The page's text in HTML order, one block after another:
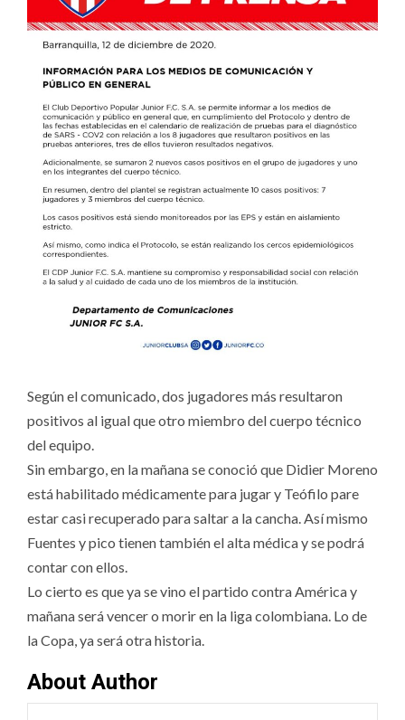
Según el comunicado, dos jugadores más resultaron
positivos al igual que otro miembro del cuerpo técnico
del equipo.
Sin embargo, en la mañana se conoció que Didier Moreno
está habilitado médicamente para jugar y Teófilo pare
estar casi recuperado para saltar a la cancha. Así mismo
Fuentes y pico tienen también el alta médica y se podrá
contar con ellos.
Lo cierto es que ya se vino el partido contra América y
mañana será vencer o morir en la liga colombiana. Lo de
la Copa, ya será otra historia.
About Author